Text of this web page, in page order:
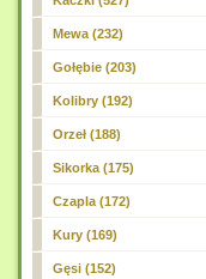
Mewa (232)
Gołębie (203)
Kolibry (192)
Orzeł (188)
Sikorka (175)
Czapla (172)
Kury (169)
Gęsi (152)